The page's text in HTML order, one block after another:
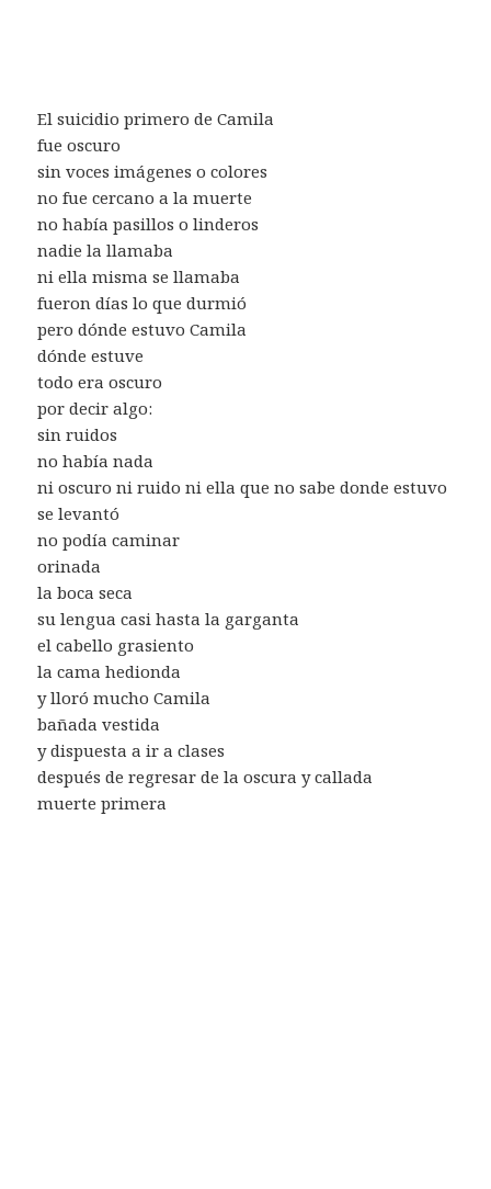
El suicidio primero de Camila
fue oscuro
sin voces imágenes o colores
no fue cercano a la muerte
no había pasillos o linderos
nadie la llamaba
ni ella misma se llamaba
fueron días lo que durmió
pero dónde estuvo Camila
dónde estuve
todo era oscuro
por decir algo:
sin ruidos
no había nada
ni oscuro ni ruido ni ella que no sabe donde estuvo
se levantó
no podía caminar
orinada
la boca seca
su lengua casi hasta la garganta
el cabello grasiento
la cama hedionda
y lloró mucho Camila
bañada vestida
y dispuesta a ir a clases
después de regresar de la oscura y callada
muerte primera